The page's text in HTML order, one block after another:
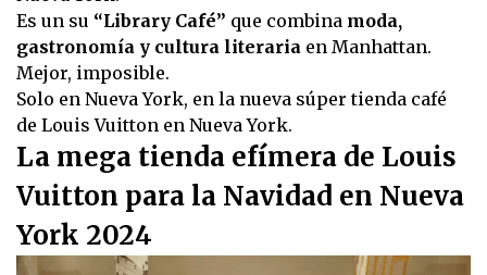
Es un su “Library Café” que combina moda,
gastronomía y cultura literaria en Manhattan.
Mejor, imposible.
Solo en Nueva York, en la nueva súper tienda café
de Louis Vuitton en Nueva York.
La mega tienda efímera de Louis
Vuitton para la Navidad en Nueva
York 2024